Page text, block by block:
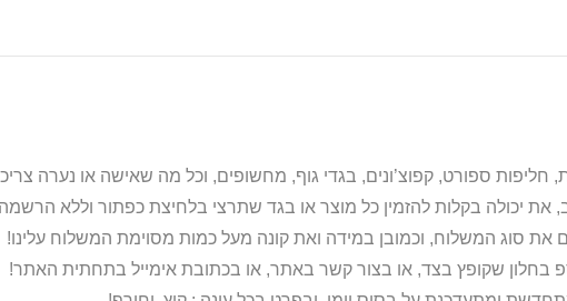
את יכולה בקלות להזמין כל מוצר או בגד שתרצי בלחיצת כפתור וללא
סוג המשלוח, וכמובן במידה ואת קונה מעל כמות מסוימת המשלוח עלינו!
בחלון שקופץ בצד, או בצור קשר באתר, או בכתובת אימייל בתחתית האתר!